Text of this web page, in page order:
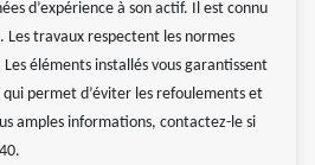
d’expérience à son actif. Il est connu
Les travaux respectent les normes
éléments installés vous garantissent
permet d’éviter les refoulements et
amples informations, contactez-le si